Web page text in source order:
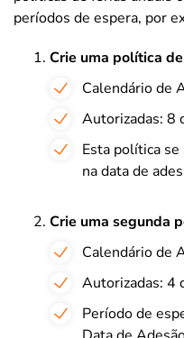
períodos de espera, por
Crie uma política
Calendário de
Autorizadas: 8
Esta política
na data de
Crie uma segunda
Calendário de
Autorizadas: 4
Período de